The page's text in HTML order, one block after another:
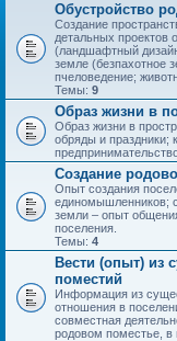
Обустройство
Создание
детальных проектов
(ландшафтный
земле (безпахотное
пчеловедение;
Темы: 9
Образ жизни в
Образ жизни в
обряды и праздники;
Создание
Опыт создания
единомышленников;
земли – опыт
поселения.
Темы: 4
Вести (опыт) из
поместий
Информация из
отношения в
совместная
родовом поместье, в